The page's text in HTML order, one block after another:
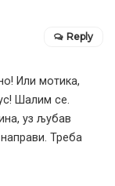
Или мотика,
Шалим се.
уз љубав
Треба
Reply